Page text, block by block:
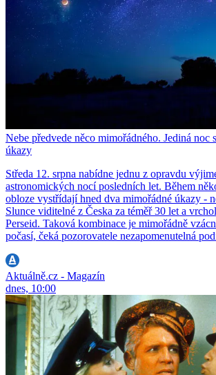
Nebe předvede něco mimořádného. Jediná noc
úkazy
Středa 12. srpna nabídne jednu z opravdu
astronomických nocí posledních let. Během
obloze vystřídají hned dva mimořádné úkazy -
Slunce viditelné z Česka za téměř 30 let a
Perseid. Taková kombinace je mimořádně
počasí, čeká pozorovatele nezapomenutelná
Aktuálně.cz - Magazín
dnes, 10:00